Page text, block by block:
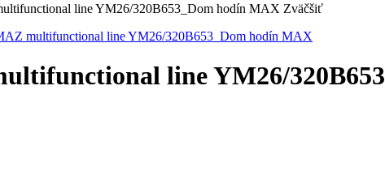
Zväčšiť
line YM26/320B653